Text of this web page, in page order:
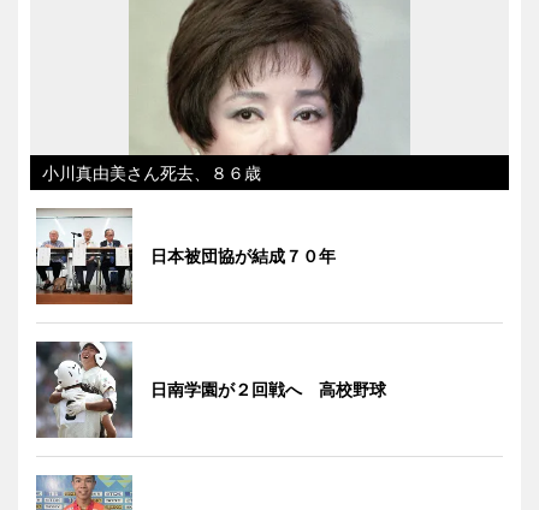
小川真由美さん死去、８６歳
日本被団協が結成７０年
日南学園が２回戦へ 高校野球